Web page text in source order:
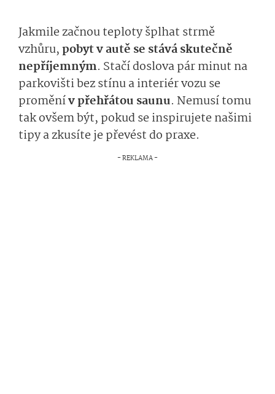
Jakmile začnou teploty šplhat strmě
vzhůru,pobyt v autě se stává skutečně
nepříjemným. Stačí doslova pár minut na
parkovišti bez stínu a interiér vozu se
proměnív přeh­řátou saunu. Nemusí tomu
tak ovšem být, pokud se inspirujete našimi
tipy a zkusíte je převést do praxe.